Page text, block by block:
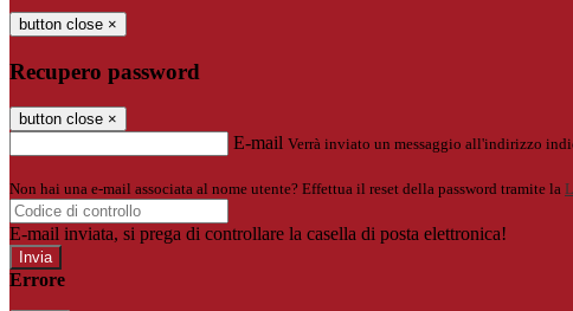
button close ×
Recupero password
button close ×
E-mail Verrà inviato un messaggio all'indirizzo
Non hai una e-mail associata al nome utente? Effettua il reset della password tramite la
E-mail inviata, si prega di controllare la casella di posta elettronica!
Errore